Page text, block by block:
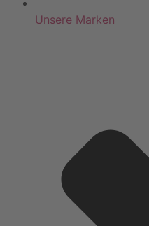
Unsere Marken